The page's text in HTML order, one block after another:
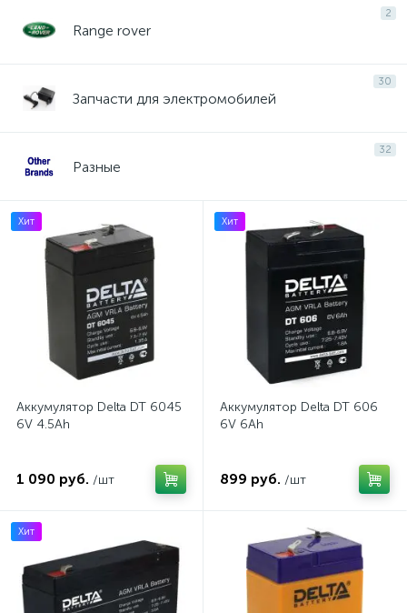
2
Range rover
30
Запчасти для электромобилей
32
Разные
Хит
Аккумулятор Delta DT 6045
6V 4.5Ah
1 090 руб. /шт
Хит
Аккумулятор Delta DT 606
6V 6Ah
899 руб. /шт
Хит